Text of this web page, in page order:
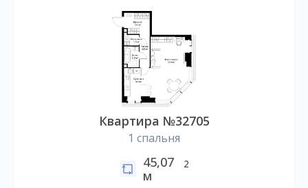
Квартира №32705
1 спальня
45,07
м
2